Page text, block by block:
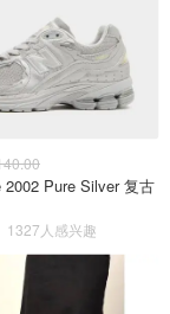
过程其实就是一
产品最大的优势
到其他屏幕的辐
2002 Pure Silver 复古
1327人感兴趣